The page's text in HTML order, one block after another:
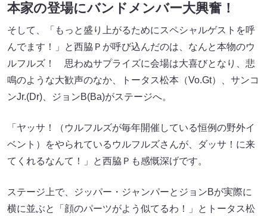
本家の登場にバンドメンバー大興奮！
そして、「もっと盛り上がるためにスペシャルゲストを呼
んでます！」と西脇Ｐが呼び込んだのは、なんと本物のウ
ルフルズ！ 思わぬサプライズに会場は大喜びとなり、悲
鳴のような大歓声のなか、トータス松本（Vo.Gt）、サンコ
ンJr.(Dr)、ジョンB(Ba)がステージへ。
「ヤッサ！（ウルフルズが毎年開催している恒例の野外イ
ベント）をやられているウルフルズさんが、ダッサ！に来
てくれるなんて！」と西脇Ｐも感慨深げです。
ステージ上で、ジッパー・ジャンパーとジョンBが実際に
横に並ぶと「顔のパーツがよう似てるわ！」とトータス松